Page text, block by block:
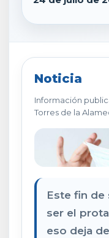
Noticia
Información
Torres de la
Este fin de
ser el
eso deja